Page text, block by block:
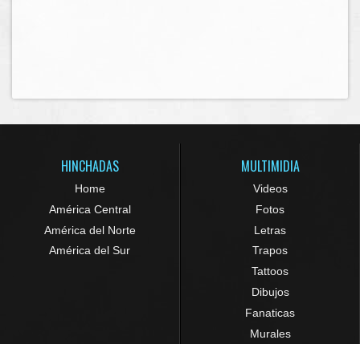
HINCHADAS
Home
América Central
América del Norte
América del Sur
MULTIMIDIA
Videos
Fotos
Letras
Trapos
Tattoos
Dibujos
Fanaticas
Murales